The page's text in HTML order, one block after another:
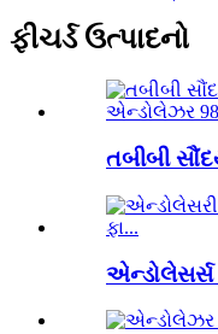
ફીચર્ડ ઉત્પાદનો
તબીબી
એન્ડોલેસર્સ